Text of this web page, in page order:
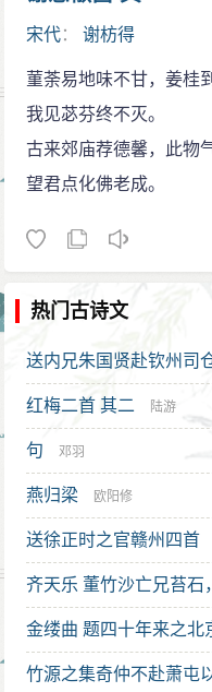
映人民的疾苦，痛斥南
表达对复国还乡的强烈
叠山精神
谢枋得有《叠山集》
长女谢葵英适安仁通
水而死，人称其投水处
中有“溪上青山三百叠”
离兴国军不远的长江北
苏轼曾因“乌台诗案”被
的生活，境况和谢枋得
州城东东坡的数十亩营
这里修建房子，还亲自
“东坡居士”。谢枋得十
首七律诗：《自兴国往
溪上青山三百叠，快
家，横道清泉知我渴。
滑。夜深风露满中庭，
谢枋得对这首诗的格
宋代：谢枋得
菫荼易地味不甘，姜桂
我见苾芬终不灭。
古来郊庙荐德馨，此物
望君点化佛老成。
热门古诗文
送内兄朱国贤赴钦州司
红梅二首 其二 陆游
句 邓羽
燕归梁 欧阳修
送徐正时之官赣州四首
齐天乐 董竹沙亡兄苔石
山夜话诗 蒋春霖
金缕曲 题四十年来之北
竹源之集奇仲不赴萧屯